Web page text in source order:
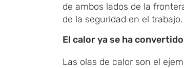
de ambos lados de la
de la seguridad en el trabajo.
El calor ya se ha
Las olas de calor son el